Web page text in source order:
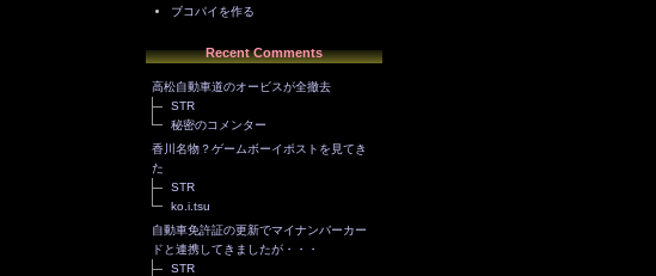
ブコパイを作る
Recent Comments
高松自動車道のオービスが全撤去
STR
秘密のコメンター
香川名物？ゲームボーイポストを見てき
た
STR
ko.i.tsu
自動車免許証の更新でマイナンバーカー
ドと連携してきましたが・・・
STR